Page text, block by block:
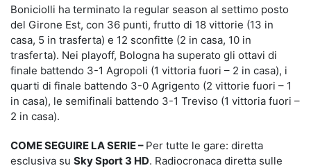
Boniciolli ha terminato la regular season al settimo posto
del Girone Est, con 36 punti, frutto di 18 vittorie (13 in
casa, 5 in trasferta) e 12 sconfitte (2 in casa, 10 in
trasferta). Nei playoff, Bologna ha superato gli ottavi di
finale battendo 3-1 Agropoli (1 vittoria fuori – 2 in casa), i
quarti di finale battendo 3-0 Agrigento (2 vittorie fuori – 1
in casa), le semifinali battendo 3-1 Treviso (1 vittoria fuori –
2 in casa).
COME SEGUIRE LA SERIE– Per tutte le gare: diretta
esclusiva su Sky Sport 3 HD. Radiocronaca diretta sulle